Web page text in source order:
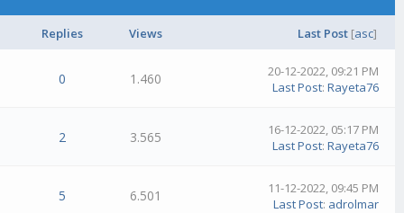
Replies Views Last Post [asc]
0 1.460
20-12-2022, 09:21 PM
Last Post:Rayeta76
2 3.565
16-12-2022, 05:17 PM
Last Post:Rayeta76
5 6.501
11-12-2022, 09:45 PM
Last Post: adrolmar